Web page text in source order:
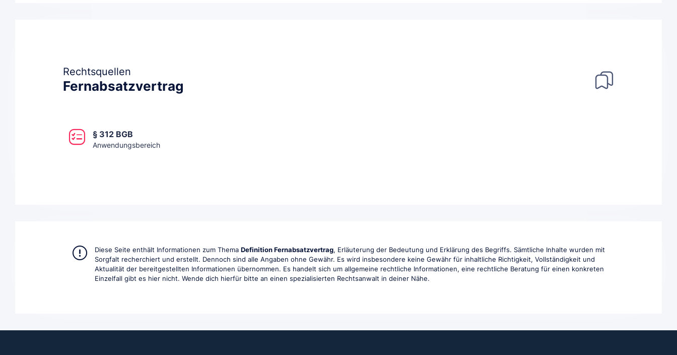
Rechtsquellen
Fernabsatzvertrag
§ 312 BGB
Anwendungsbereich
Diese Seite enthält Informationen zum ThemaDefinition Fernabsatzvertrag, Erläuterung der Bedeutung und Erklärung des Begriffs. Sämtliche Inhalte wurden mit
Sorgfalt recherchiert und erstellt. Dennoch sind alle Angaben ohne Gewähr. Es wird insbesondere keine Gewähr für inhaltliche Richtigkeit, Vollständigkeit und
Aktualität der bereitgestellten Informationen übernommen. Es handelt sich um allgemeine rechtliche Informationen, eine rechtliche Beratung für einen konkreten
Einzelfall gibt es hier nicht. Wende dich hierfür bitte an einen spezialisierten Rechtsanwalt in deiner Nähe.